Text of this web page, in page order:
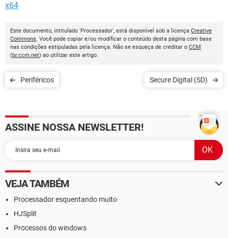
x64
Este documento, intitulado 'Processador', está disponível sob a licença Creative
Commons. Você pode copiar e/ou modificar o conteúdo desta página com base
nas condições estipuladas pela licença. Não se esqueça de creditar o CCM
(br.ccm.net) ao utilizar este artigo.
Periféricos Secure Digital (SD)
ASSINE NOSSA NEWSLETTER!
VEJA TAMBÉM
Processador esquentando muito
HJSplit
Processos do windows